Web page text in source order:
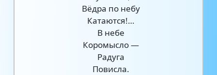
Вёдра по небу
Катаются!…
В небе
Коромысло —
Радуга
Повисла.